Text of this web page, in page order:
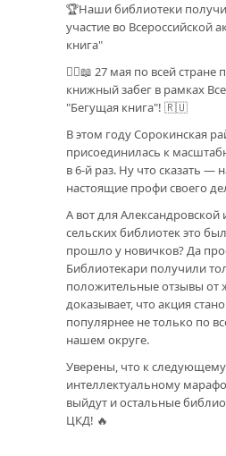
🏆Наши библиотеки
участие во Всероссийской
книга"
🏃‍♀📖 27 мая по всей
книжный забег в рамках
"Бегущая книга"! 🇷🇺
В этом году Сорокинская
присоединилась к
в 6-й раз. Ну что сказать —
настоящие профи своего
А вот для Александровской
сельских библиотек это
прошло у новичков? Да
Библиотекари получили
положительные отзывы от
доказывает, что акция
популярнее не только по
нашем округе.
Уверены, что к
интеллектуальному
выйдут и остальные
ЦКД! 🔥